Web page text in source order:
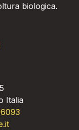
biologica.
Italia